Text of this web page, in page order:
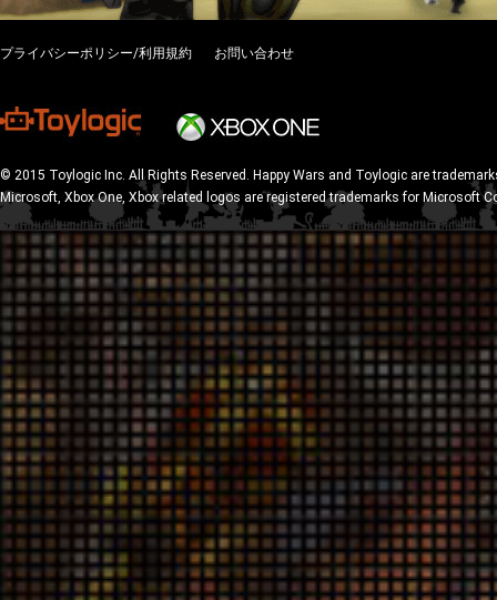
プライバシーポリシー/利用規約 お問い合わせ
© 2015 Toylogic Inc. All Rights Reserved. Happy Wars and Toylogic are
Microsoft, Xbox One, Xbox related logos are registered trademarks for Microsoft